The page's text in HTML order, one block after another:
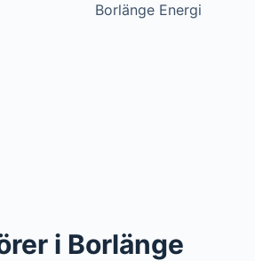
Borlänge Energi
i Borlänge